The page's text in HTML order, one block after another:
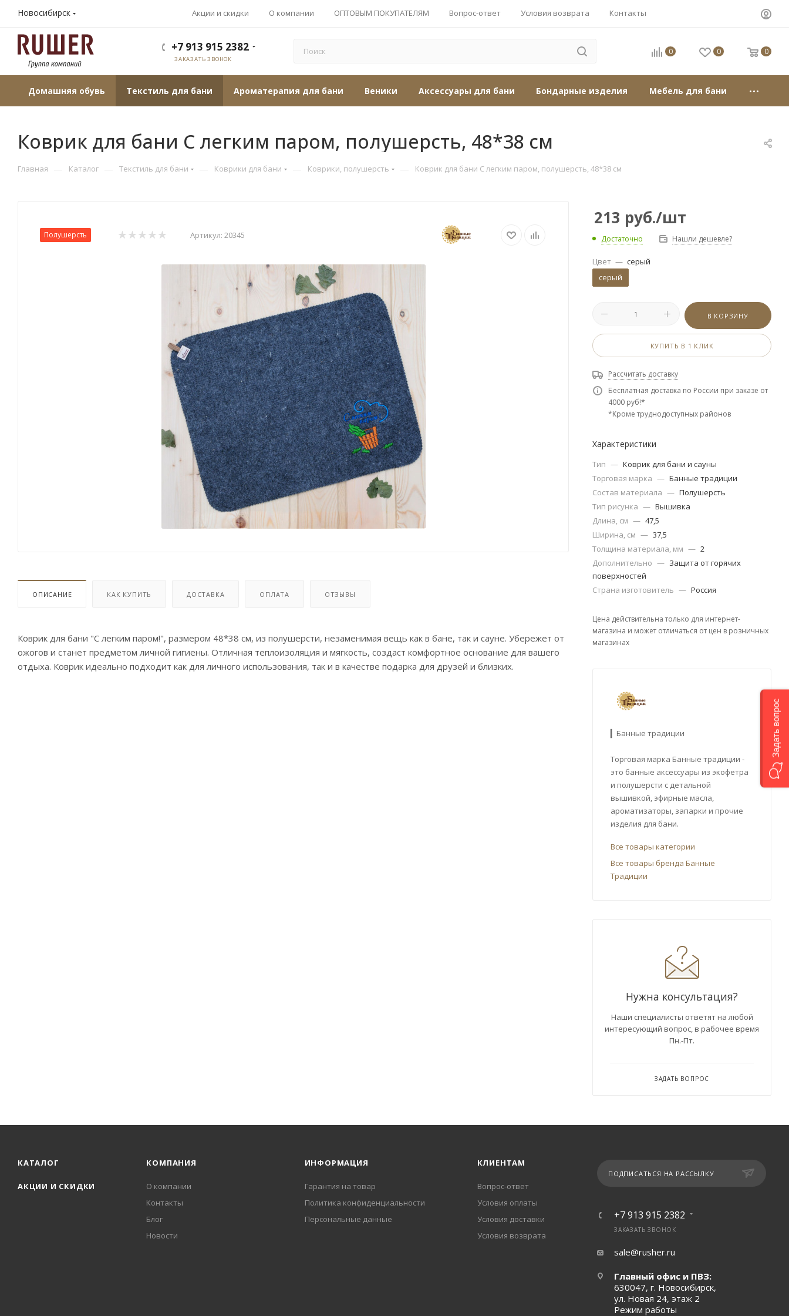
Новосибирск Акции и скидки О компании ОПТОВЫМ ПОКУПАТЕЛЯМ Вопрос-ответ Условия возврата Контакты
+7 913 915 2382
ЗАКАЗАТЬ ЗВОНОК
0 0 0
Домашняя обувь Текстиль для бани Ароматерапия для бани Веники Аксессуары для бани Бондарные изделия Мебель для бани
Коврик для бани С легким паром, полушерсть, 48*38 см
Главная — Каталог — Текстиль для бани — Коврики для бани — Коврики, полушерсть — Коврик для бани С легким паром, полушерсть, 48*38 см
Полушерсть Артикул: 20345
ОПИСАНИЕ КАК КУПИТЬ ДОСТАВКА ОПЛАТА ОТЗЫВЫ
Коврик для бани "С легким паром!", размером 48*38 см, из полушерсти, незаменимая вещь как в бане, так и сауне. Убережет от
ожогов и станет предметом личной гигиены. Отличная теплоизоляция и мягкость, создаст комфортное основание для вашего
отдыха. Коврик идеально подходит как для личного использования, так и в качестве подарка для друзей и близких.
213 руб./шт
Достаточно Нашли дешевле?
Цвет — серый
серый
В КОРЗИНУ
КУПИТЬ В 1 КЛИК
Рассчитать доставку
Бесплатная доставка по России при заказе от
4000 руб!*
*Кроме труднодоступных районов
Характеристики
Тип — Коврик для бани и сауны
Торговая марка — Банные традиции
Состав материала — Полушерсть
Тип рисунка — Вышивка
Длина, см — 47,5
Ширина, см — 37,5
Толщина материала, мм — 2
Дополнительно — Защита от горячих
поверхностей
Страна изготовитель — Россия
Цена действительна только для интернет-
магазина и может отличаться от цен в розничных
магазинах
▎Банные традиции
Торговая марка Банные традиции -
это банные аксессуары из экофетра
и полушерсти с детальной
вышивкой, эфирные масла,
ароматизаторы, запарки и прочие
изделия для бани.
Все товары категории
Все товары бренда Банные
Традиции
Нужна консультация?
Наши специалисты ответят на любой
интересующий вопрос, в рабочее время
Пн.-Пт.
ЗАДАТЬ ВОПРОС
КАТАЛОГ
АКЦИИ И СКИДКИ
КОМПАНИЯ
О компании
Контакты
Блог
Новости
ИНФОРМАЦИЯ
Гарантия на товар
Политика конфиденциальности
Персональные данные
КЛИЕНТАМ
Вопрос-ответ
Условия оплаты
Условия доставки
Условия возврата
ПОДПИСАТЬСЯ НА РАССЫЛКУ
+7 913 915 2382
ЗАКАЗАТЬ ЗВОНОК
sale@rusher.ru
Главный офис и ПВЗ:
630047, г. Новосибирск,
ул. Новая 24, этаж 2
Режим работы
Задать вопрос